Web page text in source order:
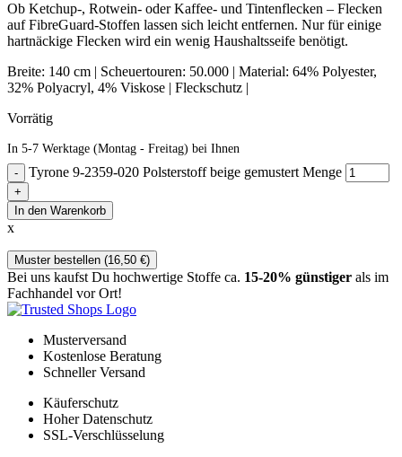
Ob Ketchup-, Rotwein- oder Kaffee- und Tintenflecken – Flecken
auf FibreGuard-Stoffen lassen sich leicht entfernen. Nur für einige
hartnäckige Flecken wird ein wenig Haushaltsseife benötigt.
Breite: 140 cm | Scheuertouren: 50.000 | Material: 64% Polyester,
32% Polyacryl, 4% Viskose | Fleckschutz |
Vorrätig
In 5-7 Werktage (Montag - Freitag) bei Ihnen
Tyrone 9-2359-020 Polsterstoff beige gemustert Menge
In den Warenkorb
x
Muster bestellen (16,50 €)
Bei uns kaufst Du hochwertige Stoffe ca. 15-20% günstiger als im
Fachhandel vor Ort!
Musterversand
Kostenlose Beratung
Schneller Versand
Käuferschutz
Hoher Datenschutz
SSL-Verschlüsselung